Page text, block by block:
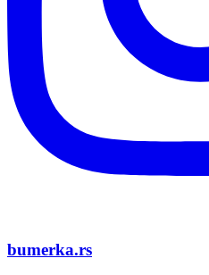
bumerka.rs